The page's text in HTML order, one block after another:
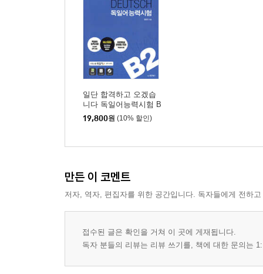
일단 합격하고 오겠습
니다 독일어능력시험 B
2
19,800원 (10% 할인)
만든 이 코멘트
저자, 역자, 편집자를 위한 공간입니다. 독자들에게 전하
접수된 글은 확인을 거쳐 이 곳에 게재됩니다.
독자 분들의 리뷰는 리뷰 쓰기를, 책에 대한 문의는